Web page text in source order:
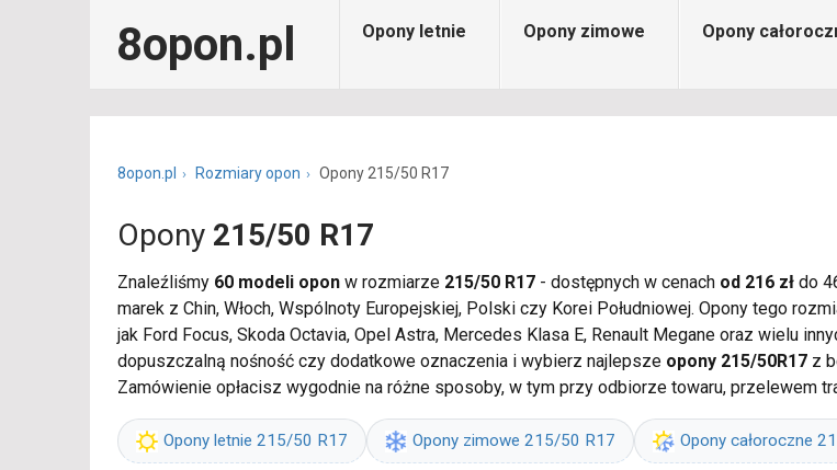
8opon.pl Opony letnie Opony zimowe Opony
8opon.pl Rozmiary opon Opony 215/50 R17
Opony 215/50 R17
Znaleźliśmy 60 modeli opon w rozmiarze 215/50 R17 - dostępnych w cenach od 216 zł do
marek z Chin, Włoch, Wspólnoty Europejskiej, Polski czy Korei Południowej. Opony tego
jak Ford Focus, Skoda Octavia, Opel Astra, Mercedes Klasa E, Renault Megane oraz wielu
dopuszczalną nośność czy dodatkowe oznaczenia i wybierz najlepsze opony 215/50R17 z
Zamówienie opłacisz wygodnie na różne sposoby, w tym przy odbiorze towaru, przelewem
Opony letnie 215/50 R17 Opony zimowe 215/50 R17 Opony całoroczne